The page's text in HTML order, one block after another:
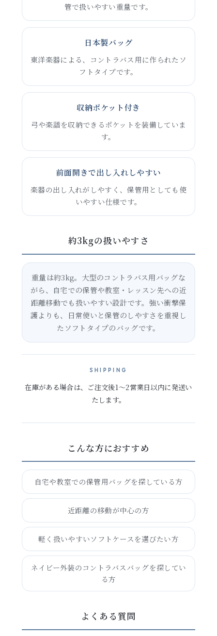
管で扱いやすい重量です。
日本製バッグ
東洋楽器による、コントラバス用に作られたソ
フトタイプです。
収納ポケット付き
弓や楽譜を収納できるポケットを装備していま
す。
前面開きで出し入れしやすい
楽器の出し入れがしやすく、保管用としても使
いやすい仕様です。
約3kgの扱いやすさ
重量は約3kg。大型のコントラバス用バッグな
がら、自宅での保管や教室・レッスン先への近
距離移動でも扱いやすい設計です。強い衝撃保
護よりも、日常使いと保管のしやすさを重視し
たソフトタイプのバッグです。
SHIPPING
在庫がある場合は、ご注文後1～2営業日以内に発送い
たします。
こんな方におすすめ
自宅や教室での保管用バッグを探している方
近距離の移動が中心の方
軽く扱いやすいソフトケースを選びたい方
ネイビー外装のコントラバスバッグを探してい
る方
よくある質問